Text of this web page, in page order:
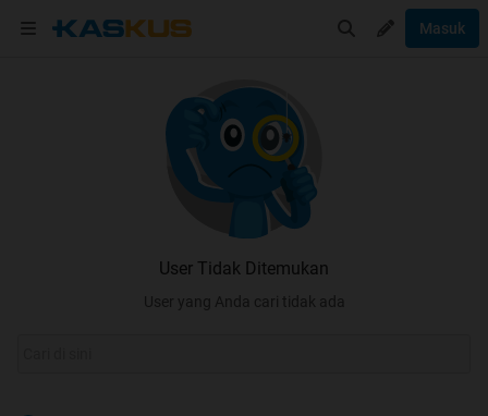
Masuk
User Tidak Ditemukan
User yang Anda cari tidak ada